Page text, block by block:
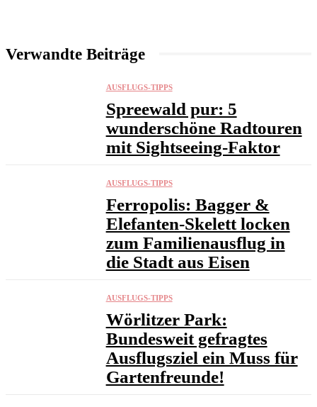
Verwandte Beiträge
AUSFLUGS-TIPPS
Spreewald pur: 5
wunderschöne Radtouren
mit Sightseeing-Faktor
AUSFLUGS-TIPPS
Ferropolis: Bagger &
Elefanten-Skelett locken
zum Familienausflug in
die Stadt aus Eisen
AUSFLUGS-TIPPS
Wörlitzer Park:
Bundesweit gefragtes
Ausflugsziel ein Muss für
Gartenfreunde!